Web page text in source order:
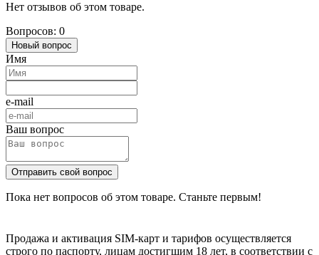
Нет отзывов об этом товаре.
Вопросов: 0
Новый вопрос
Имя
e-mail
Ваш вопрос
Отправить свой вопрос
Пока нет вопросов об этом товаре. Станьте первым!
Продажа и активация SIM-карт и тарифов осуществляется
строго по паспорту, лицам достигшим 18 лет, в соответствии с